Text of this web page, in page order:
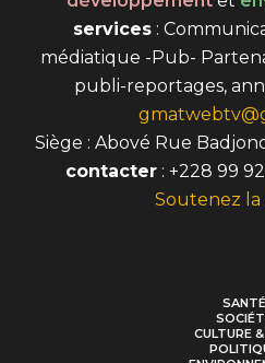
services:
médiatique -Pub-
publi-reportages,
Siège : Abové Rue
contacter : +228 99
Soutenez la
SANTÉ
CULTURE